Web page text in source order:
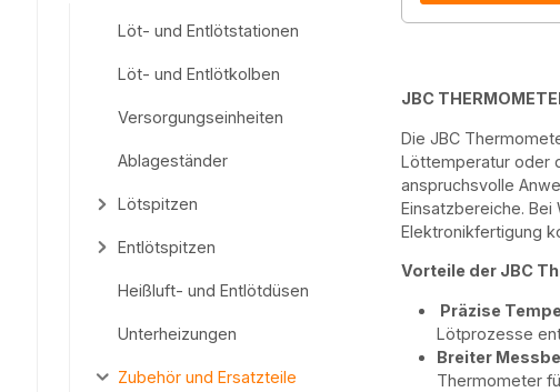
Löt- und Entlötstationen
Löt- und Entlötkolben
Versorgungseinheiten
Ablageständer
Lötspitzen
Entlötspitzen
Heißluft- und Entlötdüsen
Unterheizungen
Zubehör und Ersatzteile
JBC
Die JBC
Löttemperatur oder
anspruchsvolle
Einsatzbereiche.
Elektronikfertigung
Vorteile der JBC
Präzise
Lötprozesse
Breiter
Thermometer